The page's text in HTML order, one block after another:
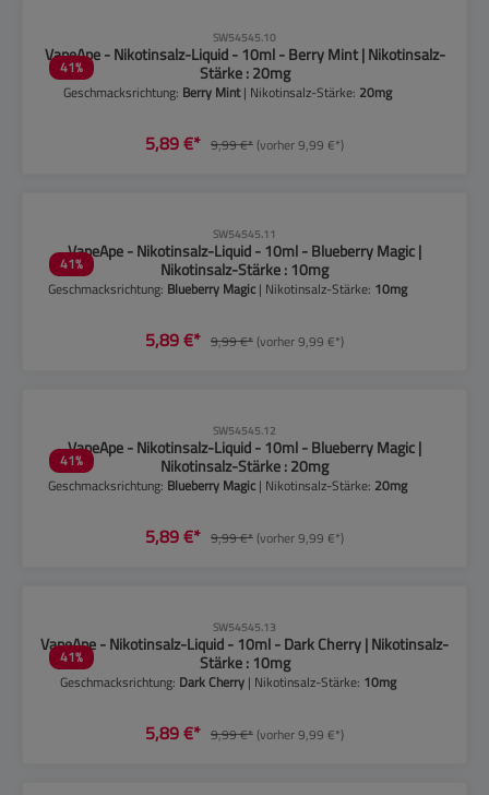
41%
SW54545.10
VapeApe - Nikotinsalz-Liquid - 10ml - Berry Mint | Nikotinsalz-
Stärke : 20mg
Geschmacksrichtung: Berry Mint| Nikotinsalz-Stärke: 20mg
5,89 €* 9,99 €*(vorher 9,99 €*)
41%
SW54545.11
VapeApe - Nikotinsalz-Liquid - 10ml - Blueberry Magic |
Nikotinsalz-Stärke : 10mg
Geschmacksrichtung: Blueberry Magic | Nikotinsalz-Stärke: 10mg
5,89 €* 9,99 €*(vorher 9,99 €*)
41%
SW54545.12
VapeApe - Nikotinsalz-Liquid - 10ml - Blueberry Magic |
Nikotinsalz-Stärke : 20mg
Geschmacksrichtung: Blueberry Magic | Nikotinsalz-Stärke: 20mg
5,89 €* 9,99 €*(vorher 9,99 €*)
41%
SW54545.13
VapeApe - Nikotinsalz-Liquid - 10ml - Dark Cherry | Nikotinsalz-
Stärke : 10mg
Geschmacksrichtung: Dark Cherry | Nikotinsalz-Stärke: 10mg
5,89 €* 9,99 €*(vorher 9,99 €*)